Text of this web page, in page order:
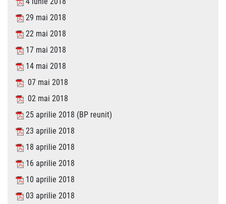
29 mai 2018
22 mai 2018
17 mai 2018
14 mai 2018
07 mai 2018
02 mai 2018
25 aprilie 2018 (BP reunit)
23 aprilie 2018
18 aprilie 2018
16 aprilie 2018
10 aprilie 2018
03 aprilie 2018